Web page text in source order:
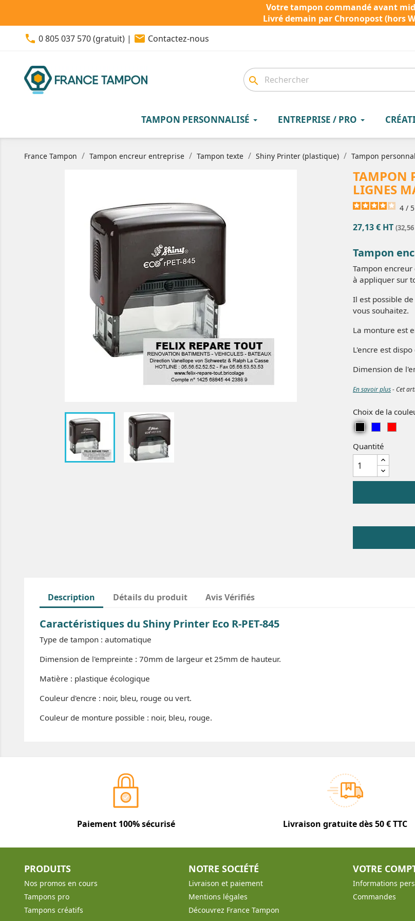
Votre tampon commandé avant
Livré demain par Chronopost (hors
phone 0 805 037 570 (gratuit) | email Contactez-nous
search
TAMPON PERSONNALISÉ ENTREPRISE / PRO
France Tampon Tampon encreur entreprise Tampon texte Shiny Printer (plastique) Tampon
TAMPON
LIGNES
4 / 5
27,13 € HT
Tampon
Tampon encreur
à appliquer sur
Il est possible
vous souhaitez.
La monture est
L'encre est
Dimension de
En savoir plus- Cet
Choix de la
Noir
Quantité
Description Détails du produit Avis Vérifiés
Caractéristiques du Shiny Printer Eco R-PET-845
Type de tampon : automatique
Dimension de l'empreinte : 70mm de largeur et 25mm de hauteur.
Matière : plastique écologique
Couleur d'encre : noir, bleu, rouge ou vert.
Couleur de monture possible : noir, bleu, rouge.
Paiement 100% sécurisé Livraison gratuite dès 50 € TTC
PRODUITS
Nos promos en cours
Tampons pro
Tampons créatifs
NOTRE SOCIÉTÉ
Livraison et paiement
Mentions légales
Découvrez France Tampon
VOTRE
Informations
Commandes